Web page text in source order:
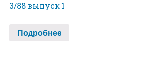
3/88 выпуск 1
Подробнее